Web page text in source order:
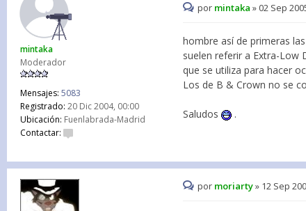
mintaka
Moderador
Mensajes: 5083
Registrado: 20 Dic 2004, 00:00
Ubicación: Fuenlabrada-Madrid
Contactar:
por mintaka »02 Sep
hombre así de primeras
suelen referir a Extra-Low
que se utiliza para hacer
Los de B & Crown no se
Saludos .
por moriarty» 12 Sep